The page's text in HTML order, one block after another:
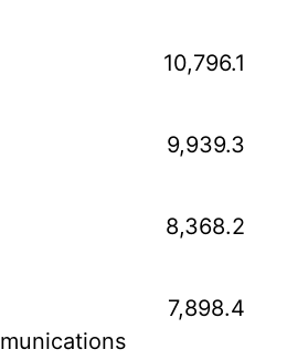
10,796.1
9,939.3
8,368.2
7,898.4